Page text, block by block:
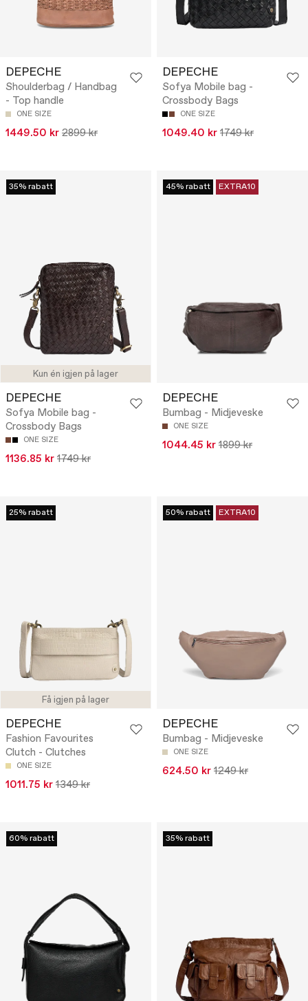
DEPECHE
Shoulderbag / Handbag
- Top handle
ONE SIZE
1449.50 kr 2899 kr
DEPECHE
Sofya Mobile bag -
Crossbody Bags
ONE SIZE
1049.40 kr 1749 kr
Kun én igjen på lager
35% rabatt
DEPECHE
Sofya Mobile bag -
Crossbody Bags
ONE SIZE
1136.85 kr 1749 kr
45% rabatt EXTRA10
DEPECHE
Bumbag - Midjeveske
ONE SIZE
1044.45 kr 1899 kr
Få igjen på lager
25% rabatt
DEPECHE
Fashion Favourites
Clutch - Clutches
ONE SIZE
1011.75 kr 1349 kr
50% rabatt EXTRA10
DEPECHE
Bumbag - Midjeveske
ONE SIZE
624.50 kr 1249 kr
60% rabatt 35% rabatt